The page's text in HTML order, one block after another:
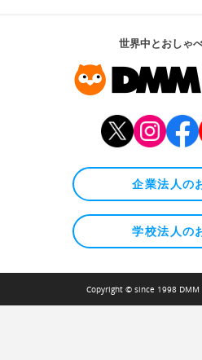
世界中とおしゃ
企業法人の
学校法人の
Copyright © since 1998 DMM